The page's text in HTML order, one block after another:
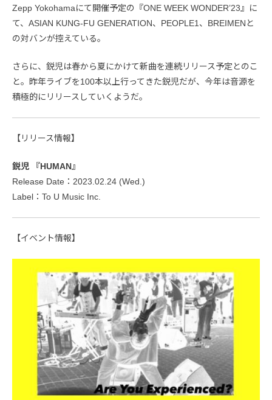
Zepp Yokohamaにて開催予定の『ONE WEEK WONDER’23』に
て、ASIAN KUNG-FU GENERATION、PEOPLE1、BREIMENと
の対バンが控えている。
さらに、鋭児は春から夏にかけて新曲を連続リリース予定とのこ
と。昨年ライブを100本以上行ってきた鋭児だが、今年は音源を
積極的にリリースしていくようだ。
【リリース情報】
鋭児 『HUMAN』
Release Date：2023.02.24 (Wed.)
Label：To U Music Inc.
【イベント情報】